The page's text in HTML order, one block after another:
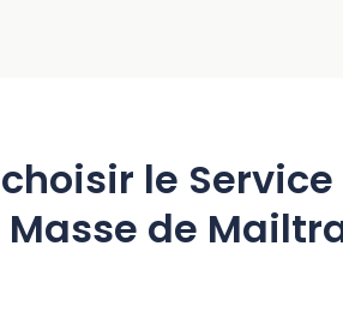
le Service
Masse de